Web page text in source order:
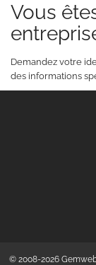
Vous
Demandez votre
des informations
© 2008-2026